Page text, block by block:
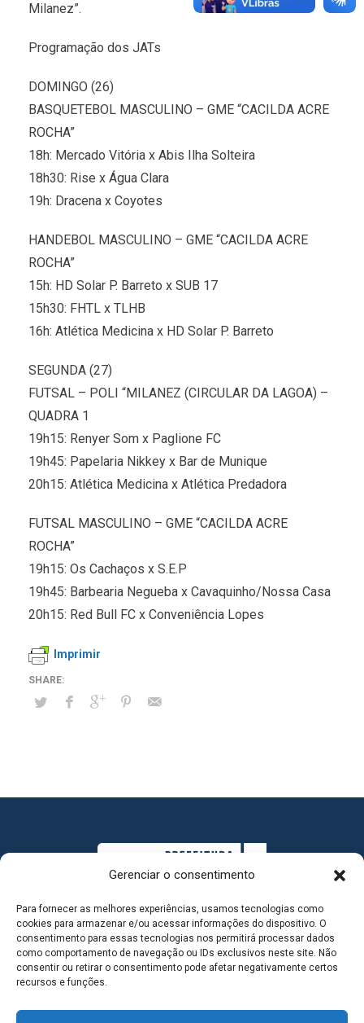
Gerenciar o consentimento
Para fornecer as melhores experiências, usamos tecnologias como
cookies para armazenar e/ou acessar informações do dispositivo. O
consentimento para essas tecnologias nos permitirá processar dados
como comportamento de navegação ou IDs exclusivos neste site. Não
consentir ou retirar o consentimento pode afetar negativamente certos
recursos e funções.
Milanez”.
Programação dos JATs
DOMINGO (26)
BASQUETEBOL MASCULINO – GME “CACILDA ACRE
ROCHA”
18h: Mercado Vitória x Abis Ilha Solteira
18h30: Rise x Água Clara
19h: Dracena x Coyotes
HANDEBOL MASCULINO – GME “CACILDA ACRE
ROCHA”
15h: HD Solar P. Barreto x SUB 17
15h30: FHTL x TLHB
16h: Atlética Medicina x HD Solar P. Barreto
SEGUNDA (27)
FUTSAL – POLI “MILANEZ (CIRCULAR DA LAGOA) –
QUADRA 1
19h15: Renyer Som x Paglione FC
19h45: Papelaria Nikkey x Bar de Munique
20h15: Atlética Medicina x Atlética Predadora
FUTSAL MASCULINO – GME “CACILDA ACRE
ROCHA”
19h15: Os Cachaços x S.E.P
19h45: Barbearia Negueba x Cavaquinho/Nossa Casa
20h15: Red Bull FC x Conveniência Lopes
Imprimir
MAPA DO SITE